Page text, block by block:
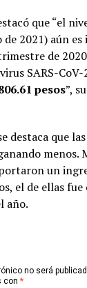
que “el
2021) aún es
de
SARS-
pesos”,
destaca que las
menos.
un
el de ellas
año.
no será
con *